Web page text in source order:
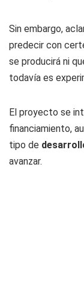
Sin embargo,
predecir con
se producirá ni
todavía es
El proyecto se
financiamiento,
tipo de
avanzar.